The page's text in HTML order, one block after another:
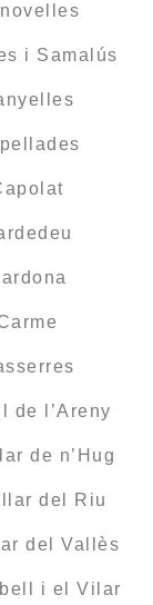
i Samalús
de l’Areny
de n’Hug
del Riu
del Vallès
i el Vilar